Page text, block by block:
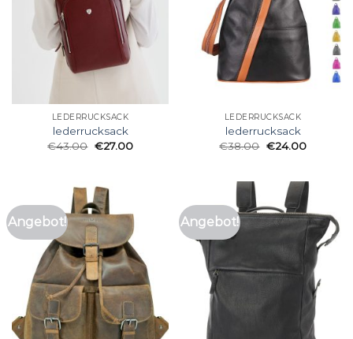
LEDERRUCKSACK
lederrucksack
€43.00 €27.00
LEDERRUCKSACK
lederrucksack
€38.00 €24.00
Angebot! Angebot!